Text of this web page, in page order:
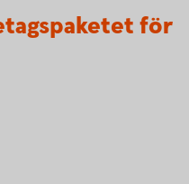
för